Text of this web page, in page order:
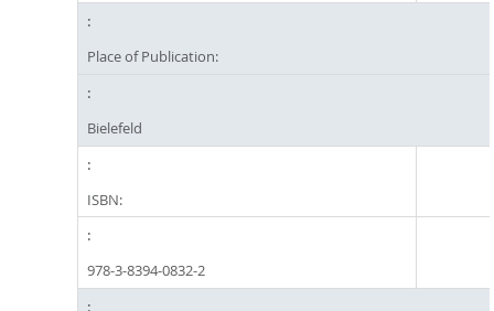
Place of Publication:
Bielefeld
ISBN:
978-3-8394-0832-2